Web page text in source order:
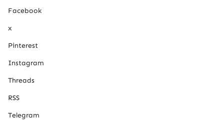
Facebook
x
Pinterest
Instagram
Threads
RSS
Telegram